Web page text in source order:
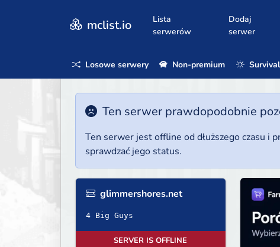
mclist.io
Lista
serwerów
Dodaj
serwer
Losowe serwery Non-premium Survival
Ten serwer prawdopodobnie
Ten serwer jest offline od dłuższego czasu i
sprawdzać jego status.
glimmershores.net
4 Big Guys
SERVER IS OFFLINE